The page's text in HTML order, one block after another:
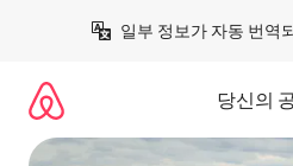
일부 정보가 자동 번역
당신의